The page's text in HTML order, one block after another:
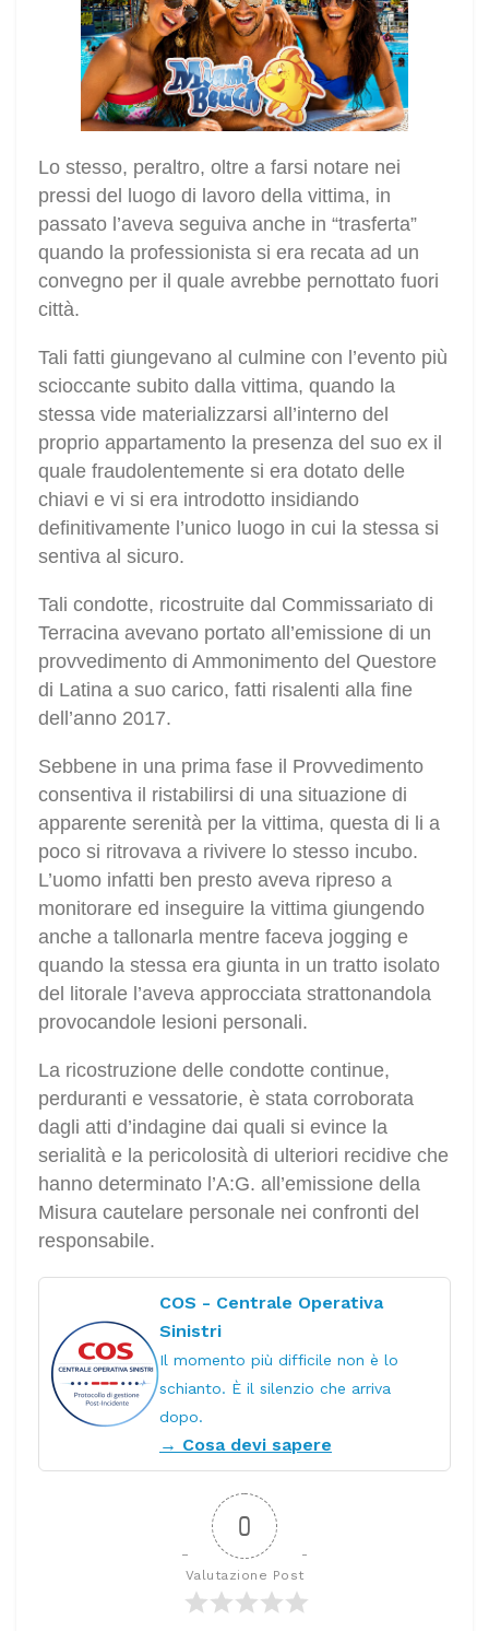
Lo stesso, peraltro, oltre a farsi notare nei
pressi del luogo di lavoro della vittima, in
passato l’aveva seguiva anche in “trasferta”
quando la professionista si era recata ad un
convegno per il quale avrebbe pernottato fuori
città.
Tali fatti giungevano al culmine con l’evento più
scioccante subito dalla vittima, quando la
stessa vide materializzarsi all’interno del
proprio appartamento la presenza del suo ex il
quale fraudolentemente si era dotato delle
chiavi e vi si era introdotto insidiando
definitivamente l’unico luogo in cui la stessa si
sentiva al sicuro.
Tali condotte, ricostruite dal Commissariato di
Terracina avevano portato all’emissione di un
provvedimento di Ammonimento del Questore
di Latina a suo carico, fatti risalenti alla fine
dell’anno 2017.
Sebbene in una prima fase il Provvedimento
consentiva il ristabilirsi di una situazione di
apparente serenità per la vittima, questa di li a
poco si ritrovava a rivivere lo stesso incubo.
L’uomo infatti ben presto aveva ripreso a
monitorare ed inseguire la vittima giungendo
anche a tallonarla mentre faceva jogging e
quando la stessa era giunta in un tratto isolato
del litorale l’aveva approcciata strattonandola
provocandole lesioni personali.
La ricostruzione delle condotte continue,
perduranti e vessatorie, è stata corroborata
dagli atti d’indagine dai quali si evince la
serialità e la pericolosità di ulteriori recidive che
hanno determinato l’A:G. all’emissione della
Misura cautelare personale nei confronti del
responsabile.
COS - Centrale Operativa
Sinistri
Il momento più difficile non è lo
schianto. È il silenzio che arriva
dopo.
→ Cosa devi sapere
0
Valutazione Post